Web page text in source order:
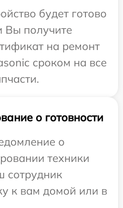
будет готово
Вы получите
на ремонт
сроком на все
о готовности
о
техники
сотрудник
к вам домой или в